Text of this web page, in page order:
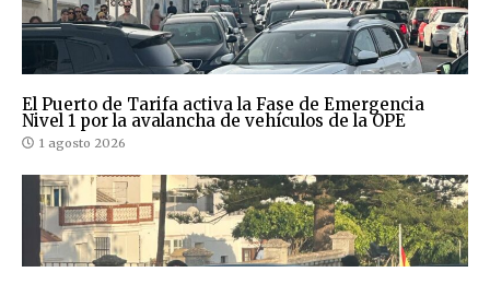
El Puerto de Tarifa activa la Fase de Emergencia
Nivel 1 por la avalancha de vehículos de la OPE
1 agosto 2026